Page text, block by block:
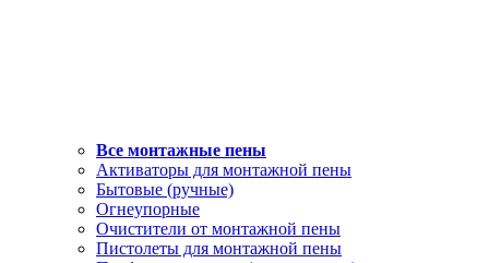
Все монтажные пены
Активаторы для монтажной пены
Бытовые (ручные)
Огнеупорные
Очистители от монтажной пены
Пистолеты для монтажной пены